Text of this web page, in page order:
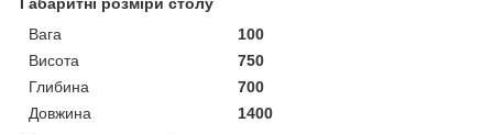
Габаритні розміри столу
Вага
100
Висота
750
Глибина
700
Довжина
1400